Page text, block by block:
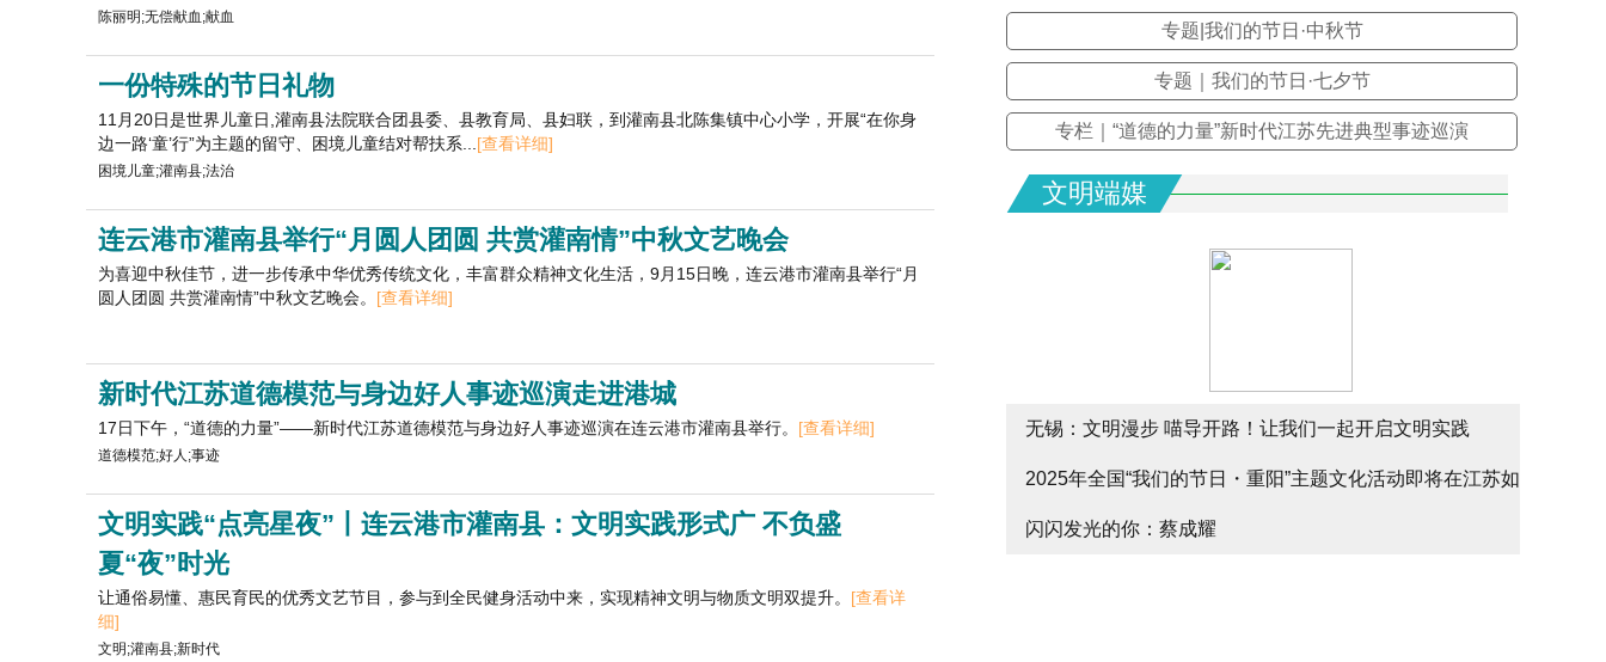
陈丽明;无偿献血;献血
一份特殊的节日礼物
11月20日是世界儿童日,灌南县法院联合团县委、县教育局、县妇联，到灌南县北陈集镇中心小学，开展“在你身
边一路‘童’行”为主题的留守、困境儿童结对帮扶系... [查看详细]
困境儿童;灌南县;法治
连云港市灌南县举行“月圆人团圆 共赏灌南情”中秋文艺晚会
为喜迎中秋佳节，进一步传承中华优秀传统文化，丰富群众精神文化生活，9月15日晚，连云港市灌南县举行“月
圆人团圆 共赏灌南情”中秋文艺晚会。 [查看详细]
新时代江苏道德模范与身边好人事迹巡演走进港城
17日下午，“道德的力量”——新时代江苏道德模范与身边好人事迹巡演在连云港市灌南县举行。 [查看详细]
道德模范;好人;事迹
文明实践“点亮星夜”丨连云港市灌南县：文明实践形式广 不负盛
夏“夜”时光
让通俗易懂、惠民育民的优秀文艺节目，参与到全民健身活动中来，实现精神文明与物质文明双提升。 [查看详
细]
文明;灌南县;新时代
专题|我们的节日·中秋节
专题｜我们的节日·七夕节
专栏｜“道德的力量”新时代江苏先进典型事迹巡演
文明端媒
无锡：文明漫步 喵导开路！让我们一起开启文明实践
citywalk
2025年全国“我们的节日・重阳”主题文化活动即将在江苏如
皋启幕
闪闪发光的你：蔡成耀